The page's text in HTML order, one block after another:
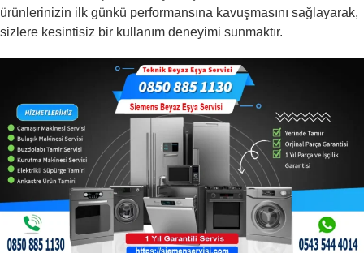
ürünlerinizin ilk günkü performansına kavuşmasını sağlayarak,
sizlere kesintisiz bir kullanım deneyimi sunmaktır.